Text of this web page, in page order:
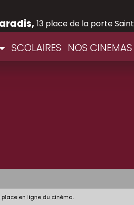
13 place de la porte
SCOLAIRES NOS CINEMAS
en ligne du cinéma.